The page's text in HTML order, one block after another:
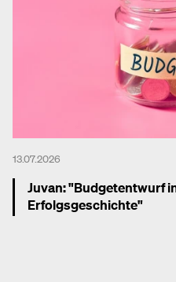
13.07.2026
Juvan: "Budgetentwurf
Erfolgsgeschichte"